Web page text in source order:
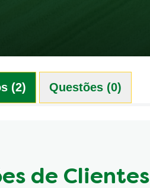
(2) Questões (0)
de Clientes